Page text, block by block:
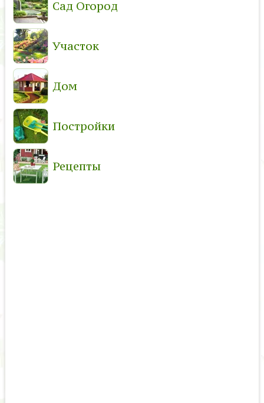
Сад Огород
Участок
Дом
Постройки
Рецепты